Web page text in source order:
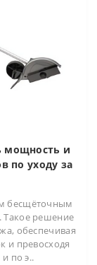
мощность и
по уходу за
бесщёточным
Такое решение
обеспечивая
и превосходя
по э..